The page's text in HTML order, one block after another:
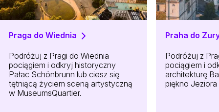
Praga do Wiednia
Podróżuj z Pragi do Wiednia
pociągiem i odkryj historyczny
Pałac Schönbrunn lub ciesz się
tętniącą życiem sceną artystyczną
w MuseumsQuartier.
Praha do
Podróżuj z
pociągiem i
architekturę
piękno